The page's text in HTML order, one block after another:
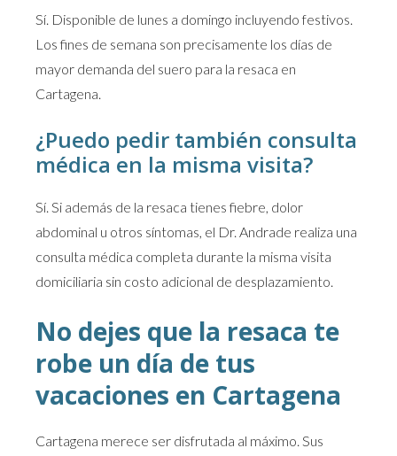
Sí. Disponible de lunes a domingo incluyendo festivos.
Los fines de semana son precisamente los días de
mayor demanda del suero para la resaca en
Cartagena.
¿Puedo pedir también consulta
médica en la misma visita?
Sí. Si además de la resaca tienes fiebre, dolor
abdominal u otros síntomas, el Dr. Andrade realiza una
consulta médica completa durante la misma visita
domiciliaria sin costo adicional de desplazamiento.
No dejes que la resaca te
robe un día de tus
vacaciones en Cartagena
Cartagena merece ser disfrutada al máximo. Sus